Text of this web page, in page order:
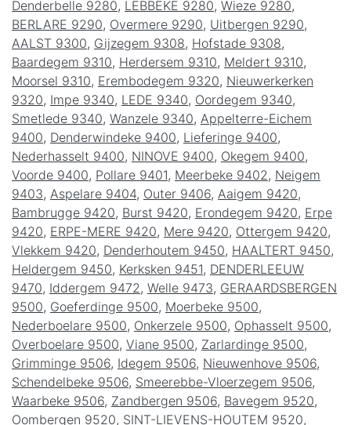
Denderbelle 9280, LEBBEKE 9280, Wieze 9280,
BERLARE 9290, Overmere 9290, Uitbergen 9290,
AALST 9300, Gijzegem 9308, Hofstade 9308,
Baardegem 9310, Herdersem 9310, Meldert 9310,
Moorsel 9310, Erembodegem 9320, Nieuwerkerken
9320, Impe 9340, LEDE 9340, Oordegem 9340,
Smetlede 9340, Wanzele 9340, Appelterre-Eichem
9400, Denderwindeke 9400, Lieferinge 9400,
Nederhasselt 9400, NINOVE 9400, Okegem 9400,
Voorde 9400, Pollare 9401, Meerbeke 9402 , Neigem
9403, Aspelare 9404, Outer 9406, Aaigem 9420,
Bambrugge 9420, Burst 9420, Erondegem 9420, Erpe
9420, ERPE-MERE 9420, Mere 9420, Ottergem 9420,
Vlekkem 9420, Denderhoutem 9450, HAALTERT 9450,
Heldergem 9450, Kerksken 9451, DENDERLEEUW
9470, Iddergem 9472 , Welle 9473, GERAARDSBERGEN
9500, Goeferdinge 9500, Moerbeke 9500,
Nederboelare 9500, Onkerzele 9500, Ophasselt 9500,
Overboelare 9500, Viane 9500, Zarlardinge 9500,
Grimminge 9506, Idegem 9506, Nieuwenhove 9506,
Schendelbeke 9506, Smeerebbe-Vloerzegem 9506,
Waarbeke 9506, Zandbergen 9506, Bavegem 9520,
Oombergen 9520, SINT-LIEVENS-HOUTEM 9520,